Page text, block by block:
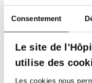
Consentement
Le site de
utilise des
Les cookies nous